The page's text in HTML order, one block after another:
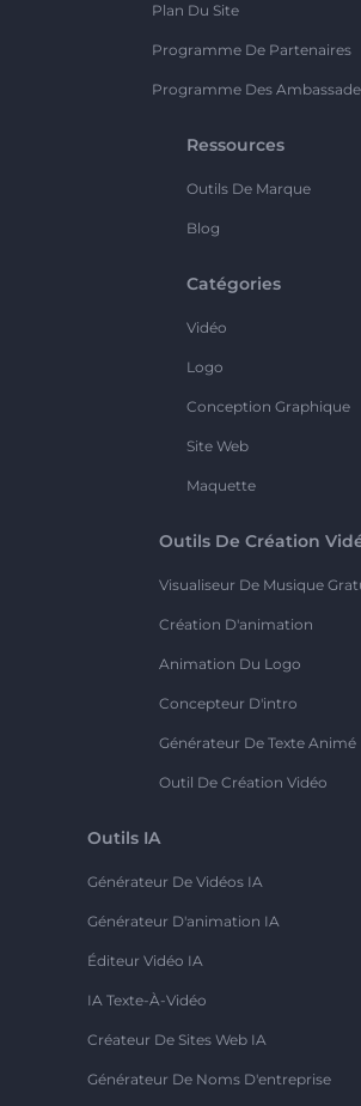
Plan Du Site
Programme De Partenaires
Programme Des
Ressources
Outils De Marque
Blog
Catégories
Vidéo
Logo
Conception Graphique
Site Web
Maquette
Outils De Création
Visualiseur De Musique
Création D'animation
Animation Du Logo
Concepteur D'intro
Générateur De Texte Animé
Outil De Création Vidéo
Outils IA
Générateur De Vidéos IA
Générateur D'animation IA
Éditeur Vidéo IA
IA Texte-À-Vidéo
Créateur De Sites Web IA
Générateur De Noms D'entreprise